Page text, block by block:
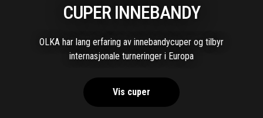
CUPER INNEBANDY
OLKA har lang erfaring av innebandycuper og tilbyr
internasjonale turneringer i Europa
Vis cuper